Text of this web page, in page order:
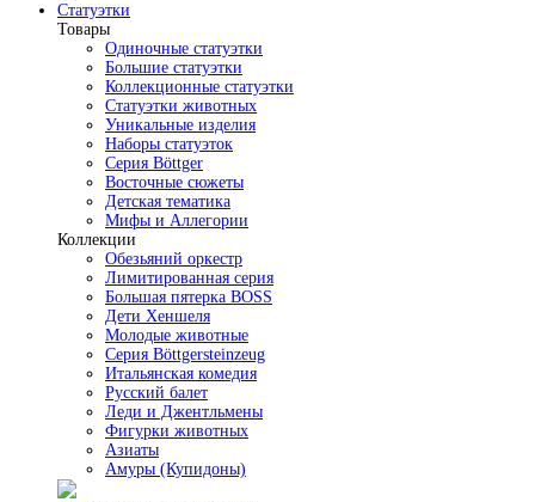
Статуэтки
Товары
Одиночные статуэтки
Большие статуэтки
Коллекционные статуэтки
Статуэтки животных
Уникальные изделия
Наборы статуэток
Серия Böttger
Восточные сюжеты
Детская тематика
Мифы и Аллегории
Коллекции
Обезьяний оркестр
Лимитированная серия
Большая пятерка BOSS
Дети Хеншеля
Молодые животные
Серия Böttgersteinzeug
Итальянская комедия
Русский балет
Леди и Джентльмены
Фигурки животных
Азиаты
Амуры (Купидоны)